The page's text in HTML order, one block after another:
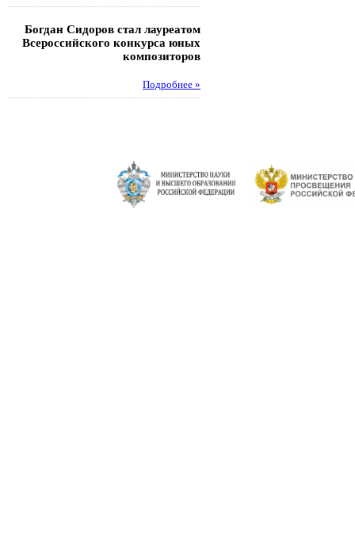
Богдан Сидоров стал лауреатом
Всероссийского конкурса юных
композиторов
Подробнее »